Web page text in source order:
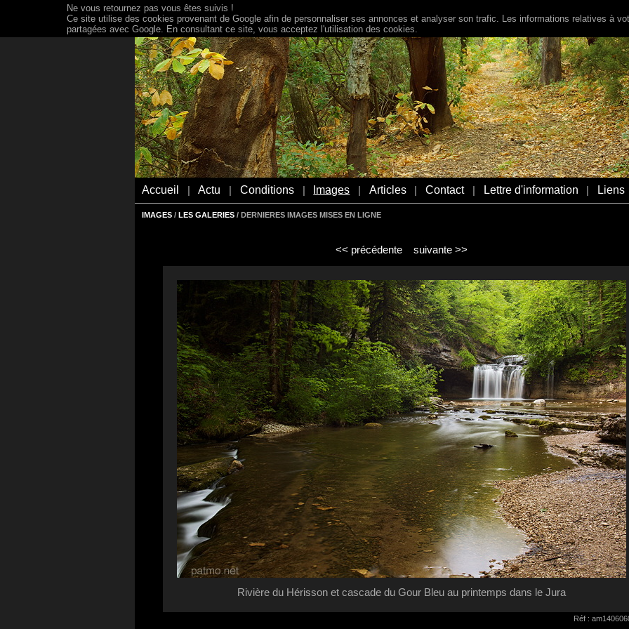
Accueil Actu Conditions Images Articles Contact Lettre d'information Liens
IMAGES / LES GALERIES / DERNIERES IMAGES MISES EN LIGNE
<< précédente suivante >>
Rivière du Hérisson et cascade du Gour Bleu au printemps dans le Jura
Réf :
Ne vous retournez pas vous êtes suivis !
Ce site utilise des cookies provenant de Google afin de personnaliser ses annonces et analyser son trafic. Les informations relatives à
partagées avec Google. En consultant ce site, vous acceptez l'utilisation des cookies.